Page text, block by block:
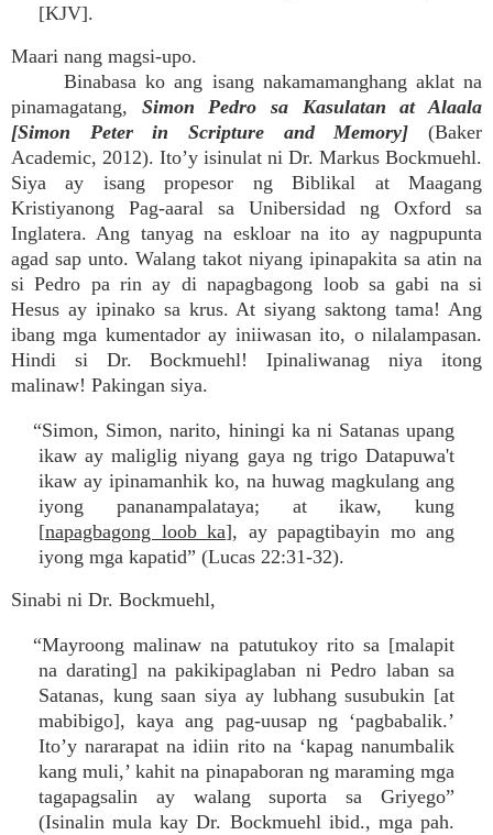
[KJV].
Maari nang magsi-upo.
Binabasa ko ang isang nakamamanghang aklat na
pinamagatang, Simon Pedro sa Kasulatan at Alaala
[Simon Peter in Scripture and Memory] (Baker
Academic, 2012). Ito’y isinulat ni Dr. Markus Bockmuehl.
Siya ay isang propesor ng Biblikal at Maagang
Kristiyanong Pag-aaral sa Unibersidad ng Oxford sa
Inglatera. Ang tanyag na eskloar na ito ay nagpupunta
agad sap unto. Walang takot niyang ipinapakita sa atin na
si Pedro pa rin ay di napagbagong loob sa gabi na si
Hesus ay ipinako sa krus. At siyang saktong tama! Ang
ibang mga kumentador ay iniiwasan ito, o nilalampasan.
Hindi si Dr. Bockmuehl! Ipinaliwanag niya itong
malinaw! Pakingan siya.
“Simon, Simon, narito, hiningi ka ni Satanas upang
ikaw ay maliglig niyang gaya ng trigo Datapuwa't
ikaw ay ipinamanhik ko, na huwag magkulang ang
iyong pananampalataya; at ikaw, kung
[napagbagong loob ka], ay papagtibayin mo ang
iyong mga kapatid” (Lucas 22:31-32).
Sinabi ni Dr. Bockmuehl,
“Mayroong malinaw na patutukoy rito sa [malapit
na darating] na pakikipaglaban ni Pedro laban sa
Satanas, kung saan siya ay lubhang susubukin [at
mabibigo], kaya ang pag-uusap ng ‘pagbabalik.’
Ito’y nararapat na idiin rito na ‘kapag nanumbalik
kang muli,’ kahit na pinapaboran ng maraming mga
tagapagsalin ay walang suporta sa Griyego”
(Isinalin mula kay Dr. Bockmuehl ibid., mga pah.